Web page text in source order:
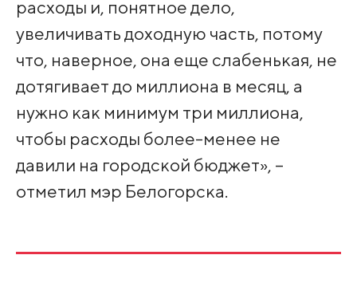
расходы и, понятное дело,
увеличивать доходную часть, потому
что, наверное, она еще слабенькая, не
дотягивает до миллиона в месяц, а
нужно как минимум три миллиона,
чтобы расходы более-менее не
давили на городской бюджет», –
отметил мэр Белогорска.